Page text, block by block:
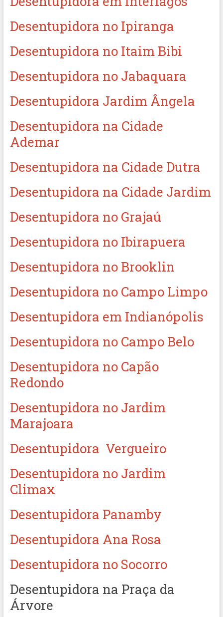
Desentupidora no Ipiranga
Desentupidora no Itaim Bibi
Desentupidora no Jabaquara
Desentupidora Jardim Ângela
Desentupidora na Cidade
Ademar
Desentupidora na Cidade Dutra
Desentupidora na Cidade Jardim
Desentupidora no Grajaú
Desentupidora no Ibirapuera
Desentupidora no Brooklin
Desentupidora no Campo Limpo
Desentupidora em Indianópolis
Desentupidora no Campo Belo
Desentupidora no Capão
Redondo
Desentupidora no Jardim
Marajoara
Desentupidora Vergueiro
Desentupidora no Jardim
Climax
Desentupidora Panamby
Desentupidora Ana Rosa
Desentupidora no Socorro
Desentupidora na Praça da
Árvore